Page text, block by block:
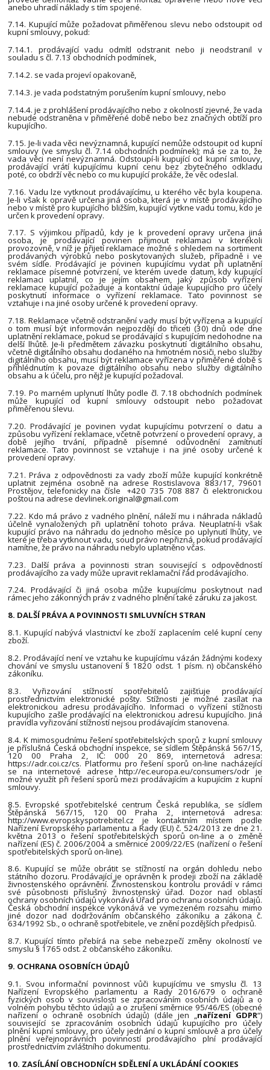
anebo uhradí náklady s tím spojené.
7.14. Kupující může požadovat přiměřenou slevu nebo odstoupit od
kupní smlouvy, pokud:
7.14.1. prodávající vadu odmítl odstranit nebo ji neodstranil v
souladu s čl. 7.13 obchodních podmínek,
7.14.2. se vada projeví opakovaně,
7.14.3. je vada podstatným porušením kupní smlouvy, nebo
7.14.4. je z prohlášení prodávajícího nebo z okolností zjevné, že vada
nebude odstraněna v přiměřené době nebo bez značných obtíží pro
kupujícího.
7.15. Je-li vada věci nevýznamná, kupující nemůže odstoupit od kupní
smlouvy (ve smyslu čl. 7.14 obchodních podmínek); má se za to, že
vada věci není nevýznamná. Odstoupí-li kupující od kupní smlouvy,
prodávající vrátí kupujícímu kupní cenu bez zbytečného odkladu
poté, co obdrží věc nebo co mu kupující prokáže, že věc odeslal.
7.16. Vadu lze vytknout prodávajícímu, u kterého věc byla koupena.
Je-li však k opravě určena jiná osoba, která je v místě prodávajícího
nebo v místě pro kupujícího bližším, kupující vytkne vadu tomu, kdo je
určen k provedení opravy.
7.17. S výjimkou případů, kdy je k provedení opravy určena jiná
osoba, je prodávající povinen přijmout reklamaci v kterékoli
provozovně, v níž je přijetí reklamace možné s ohledem na sortiment
prodávaných výrobků nebo poskytovaných služeb, případně i ve
svém sídle. Prodávající je povinen kupujícímu vydat při uplatnění
reklamace písemné potvrzení, ve kterém uvede datum, kdy kupující
reklamaci uplatnil, co je jejím obsahem, jaký způsob vyřízení
reklamace kupující požaduje a kontaktní údaje kupujícího pro účely
poskytnutí informace o vyřízení reklamace. Tato povinnost se
vztahuje i na jiné osoby určené k provedení opravy.
7.18. Reklamace včetně odstranění vady musí být vyřízena a kupující
o tom musí být informován nejpozději do třiceti (30) dnů ode dne
uplatnění reklamace, pokud se prodávající s kupujícím nedohodne na
delší lhůtě. Je-li předmětem závazku poskytnutí digitálního obsahu,
včetně digitálního obsahu dodaného na hmotném nosiči, nebo služby
digitálního obsahu, musí být reklamace vyřízena v přiměřené době s
přihlédnutím k povaze digitálního obsahu nebo služby digitálního
obsahu a k účelu, pro nějž je kupující požadoval.
7.19. Po marném uplynutí lhůty podle čl. 7.18 obchodních podmínek
může kupující od kupní smlouvy odstoupit nebo požadovat
přiměřenou slevu.
7.20. Prodávající je povinen vydat kupujícímu potvrzení o datu a
způsobu vyřízení reklamace, včetně potvrzení o provedení opravy, a
době jejího trvání, případně písemné odůvodnění zamítnutí
reklamace. Tato povinnost se vztahuje i na jiné osoby určené k
provedení opravy.
7.21. Práva z odpovědnosti za vady zboží může kupující konkrétně
uplatnit zejména osobně na adrese Rostislavova 883/17, 79601
Prostějov, telefonicky na čísle +420 735 708 887 či elektronickou
poštou na adrese devlinek.original@gmail.com
7.22. Kdo má právo z vadného plnění, náleží mu i náhrada nákladů
účelně vynaložených při uplatnění tohoto práva. Neuplatní-li však
kupující právo na náhradu do jednoho měsíce po uplynutí lhůty, ve
které je třeba vytknout vadu, soud právo nepřizná, pokud prodávající
namítne, že právo na náhradu nebylo uplatněno včas.
7.23. Další práva a povinnosti stran související s odpovědností
prodávajícího za vady může upravit reklamační řád prodávajícího.
7.24. Prodávající či jiná osoba může kupujícímu poskytnout nad
rámec jeho zákonných práv z vadného plnění také záruku za jakost.
8. DALŠÍ PRÁVA A POVINNOSTI SMLUVNÍCH STRAN
8.1. Kupující nabývá vlastnictví ke zboží zaplacením celé kupní ceny
zboží.
8.2. Prodávající není ve vztahu ke kupujícímu vázán žádnými kodexy
chování ve smyslu ustanovení § 1820 odst. 1 písm. n) občanského
zákoníku.
8.3. Vyřizování stížností spotřebitelů zajišťuje prodávající
prostřednictvím elektronické pošty. Stížnosti je možné zasílat na
elektronickou adresu prodávajícího. Informaci o vyřízení stížnosti
kupujícího zašle prodávající na elektronickou adresu kupujícího. Jiná
pravidla vyřizování stížností nejsou prodávajícím stanovena.
8.4. K mimosoudnímu řešení spotřebitelských sporů z kupní smlouvy
je příslušná Česká obchodní inspekce, se sídlem Štěpánská 567/15,
120 00 Praha 2, IČ: 000 20 869, internetová adresa:
https://adr.coi.cz/cs. Platformu pro řešení sporů on-line nacházející
se na internetové adrese http://ec.europa.eu/consumers/odr je
možné využít při řešení sporů mezi prodávajícím a kupujícím z kupní
smlouvy.
8.5. Evropské spotřebitelské centrum Česká republika, se sídlem
Štěpánská 567/15, 120 00 Praha 2, internetová adresa:
http://www.evropskyspotrebitel.cz je kontaktním místem podle
Nařízení Evropského parlamentu a Rady (EU) č. 524/2013 ze dne 21.
května 2013 o řešení spotřebitelských sporů on-line a o změně
nařízení (ES) č. 2006/2004 a směrnice 2009/22/ES (nařízení o řešení
spotřebitelských sporů on-line).
8.6. Kupující se může obrátit se stížností na orgán dohledu nebo
státního dozoru. Prodávající je oprávněn k prodeji zboží na základě
živnostenského oprávnění. Živnostenskou kontrolu provádí v rámci
své působnosti příslušný živnostenský úřad. Dozor nad oblastí
ochrany osobních údajů vykonává Úřad pro ochranu osobních údajů.
Česká obchodní inspekce vykonává ve vymezeném rozsahu mimo
jiné dozor nad dodržováním občanského zákoníku a zákona č.
634/1992 Sb., o ochraně spotřebitele, ve znění pozdějších předpisů.
8.7. Kupující tímto přebírá na sebe nebezpečí změny okolností ve
smyslu § 1765 odst. 2 občanského zákoníku.
9. OCHRANA OSOBNÍCH ÚDAJŮ
9.1. Svou informační povinnost vůči kupujícímu ve smyslu čl. 13
Nařízení Evropského parlamentu a Rady 2016/679 o ochraně
fyzických osob v souvislosti se zpracováním osobních údajů a o
volném pohybu těchto údajů a o zrušení směrnice 95/46/ES (obecné
nařízení o ochraně osobních údajů) (dále jen „nařízení GDPR“)
související se zpracováním osobních údajů kupujícího pro účely
plnění kupní smlouvy, pro účely jednání o kupní smlouvě a pro účely
plnění veřejnoprávních povinností prodávajícího plní prodávající
prostřednictvím zvláštního dokumentu.
10. ZASÍLÁNÍ OBCHODNÍCH SDĚLENÍ A UKLÁDÁNÍ COOKIES